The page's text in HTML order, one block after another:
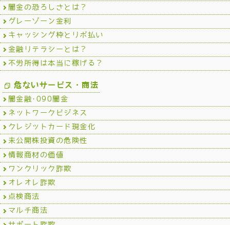
闇金の恐ろしさとは？
グレーゾーン金利
キャッシング枠とリボ払い
金融リテラシーとは？
不労所得は本当に稼げる？
危ないサービス・商法
闇金融･090闇金
ネットワークビジネス
クレジットカード現金化
未公開株投資の危険性
情報商材の価値
ワンクリック詐欺
オレオレ詐欺
点検商法
マルチ商法